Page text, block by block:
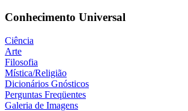
Conhecimento Universal
Ciência
Arte
Filosofia
Mística/Religião
Dicionários Gnósticos
Perguntas Freqüentes
Galeria de Imagens